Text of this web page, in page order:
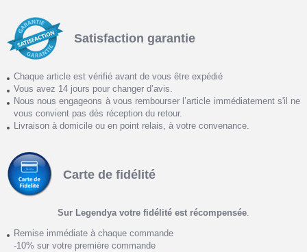
Satisfaction garantie
Chaque article est vérifié avant de vous être expédié
Vous avez 14 jours pour changer d’avis.
Nous nous engageons à vous rembourser l’article immédiatement s'il ne
vous convient pas dès réception du retour.
Livraison à domicile ou en point relais, à votre convenance.
Carte de fidélité
Sur Legendya votre fidélité est récompensée.
Remise immédiate à chaque commande
-10% sur votre première commande